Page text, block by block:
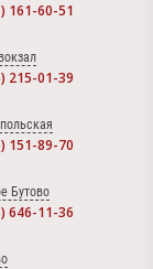
161-60-51
215-01-39
151-89-70
Бутово
646-11-36